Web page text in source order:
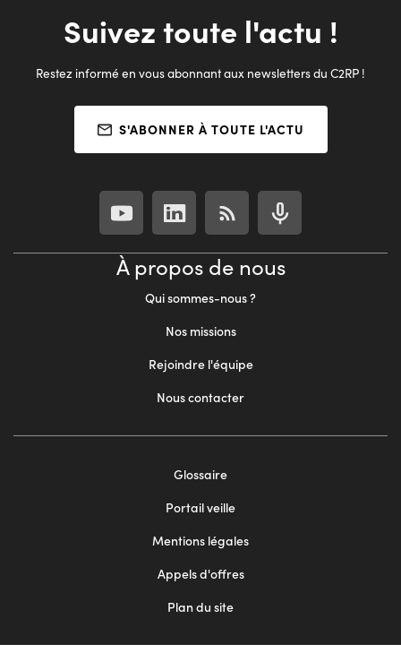
Suivez toute l'actu !
Restez informé en vous abonnant aux newsletters du C2RP !
S'ABONNER À TOUTE L'ACTU
À propos de nous
Qui sommes-nous ?
Nos missions
Rejoindre l'équipe
Nous contacter
Glossaire
Portail veille
Mentions légales
Appels d'offres
Plan du site